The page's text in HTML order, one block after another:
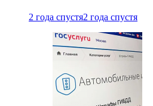
2 года спустя2 года спустя